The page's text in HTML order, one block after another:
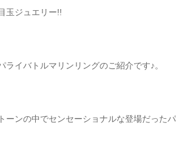
玉ジュエリー!!
ライバトルマリンリングのご紹介です♪。
ーンの中でセンセーショナルな登場だったパ